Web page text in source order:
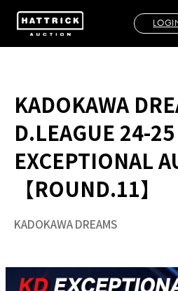
KADOKAWA
D.LEAGUE 24-
EXCEPTIONAL
【ROUND.11】
KADOKAWA DREAMS